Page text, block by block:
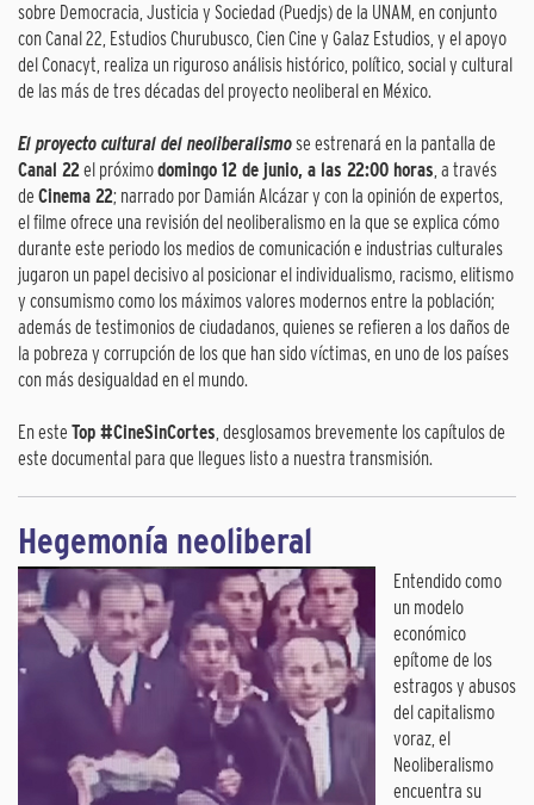
sobre Democracia, Justicia y Sociedad (Puedjs) de la UNAM, en conjunto
con Canal 22, Estudios Churubusco, Cien Cine y Galaz Estudios, y el apoyo
del Conacyt, realiza un riguroso análisis histórico, político, social y cultural
de las más de tres décadas del proyecto neoliberal en México.
El proyecto cultural del neoliberalismose estrenará en la pantalla de
Canal 22el próximodomingo 12 de junio, a las 22:00 horas, a través
de Cinema 22; narrado por Damián Alcázar y con la opinión de expertos,
el filme ofrece una revisión del neoliberalismo en la que se explica cómo
durante este periodo los medios de comunicación e industrias culturales
jugaron un papel decisivo al posicionar el individualismo, racismo, elitismo
y consumismo como los máximos valores modernos entre la población;
además de testimonios de ciudadanos, quienes se refieren a los daños de
la pobreza y corrupción de los que han sido víctimas, en uno de los países
con más desigualdad en el mundo.
En este Top #CineSinCortes, desglosamos brevemente los capítulos de
este documental para que llegues listo a nuestra transmisión.
Hegemonía neoliberal
Entendido como
un modelo
económico
epítome de los
estragos y abusos
del capitalismo
voraz, el
Neoliberalismo
encuentra su